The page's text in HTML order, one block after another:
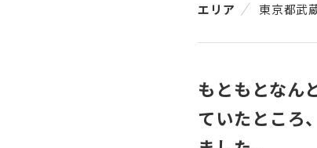
エリア 東京都武
もともとなん
ていたところ